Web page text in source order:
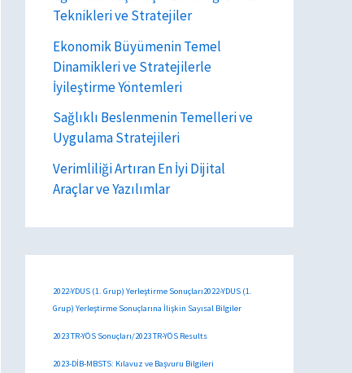
Teknikleri ve Stratejiler
Ekonomik Büyümenin Temel
Dinamikleri ve Stratejilerle
İyileştirme Yöntemleri
Sağlıklı Beslenmenin Temelleri ve
Uygulama Stratejileri
Verimliliği Artıran En İyi Dijital
Araçlar ve Yazılımlar
2022-YDUS (1. Grup) Yerleştirme Sonuçları2022-YDUS (1.
Grup) Yerleştirme Sonuçlarına İlişkin Sayısal Bilgiler
2023 TR-YÖS Sonuçları/2023 TR-YÖS Results
2023-DİB-MBSTS: Kılavuz ve Başvuru Bilgileri